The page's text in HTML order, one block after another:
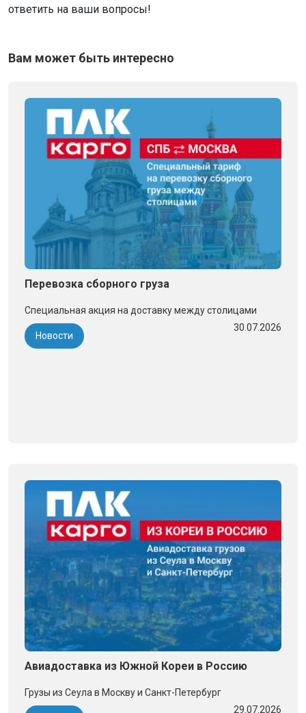
ответить на ваши вопросы!
Вам может быть интересно
Перевозка сборного груза
Специальная акция на доставку между столицами
Новости
30.07.2026
Авиадоставка из Южной Кореи в Россию
Грузы из Сеула в Москву и Санкт-Петербург
29.07.2026